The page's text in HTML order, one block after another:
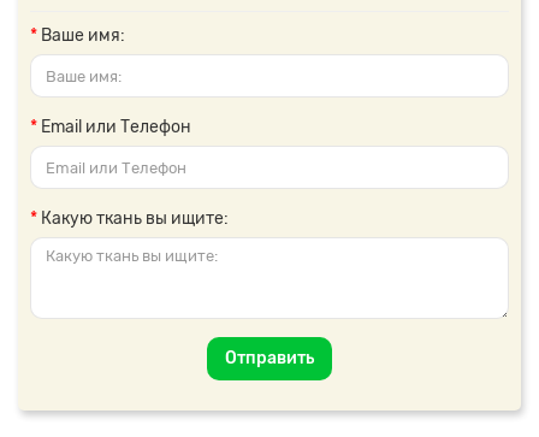
Ваше имя:
Email или Телефон
Какую ткань вы ищите:
Отправить